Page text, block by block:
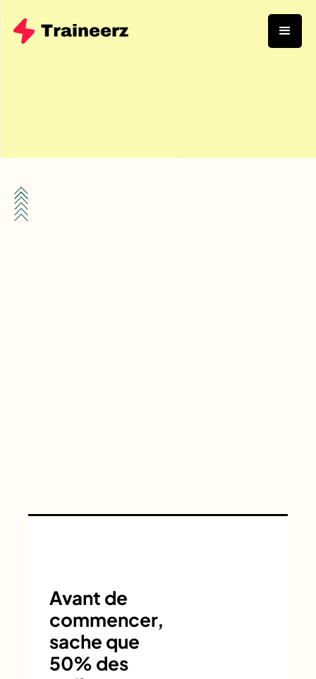
Avant de
commencer,
sache que
50% des